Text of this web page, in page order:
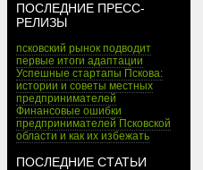
ПОСЛЕДНИЕ ПРЕСС-
РЕЛИЗЫ
псковский рынок подводит
первые итоги адаптации
Успешные стартапы Пскова:
истории и советы местных
предпринимателей
Финансовые ошибки
предпринимателей Псковской
области и как их избежать
ПОСЛЕДНИЕ СТАТЬИ